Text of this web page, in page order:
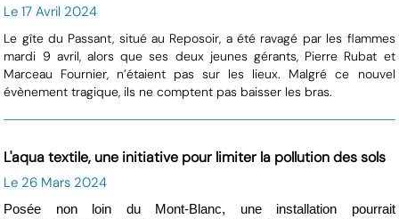
Le 17 Avril 2024
Le gîte du Passant, situé au Reposoir, a été ravagé par les flammes
mardi 9 avril, alors que ses deux jeunes gérants, Pierre Rubat et
Marceau Fournier, n’étaient pas sur les lieux. Malgré ce nouvel
évènement tragique, ils ne comptent pas baisser les bras.
L'aqua textile, une initiative pour limiter la pollution des sols
Le 26 Mars 2024
Posée non loin du Mont-Blanc, une installation pourrait